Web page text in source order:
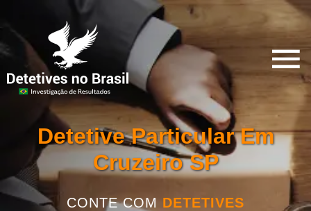
Detetive Particular Em
Cruzeiro SP
CONTE COM DETETIVES